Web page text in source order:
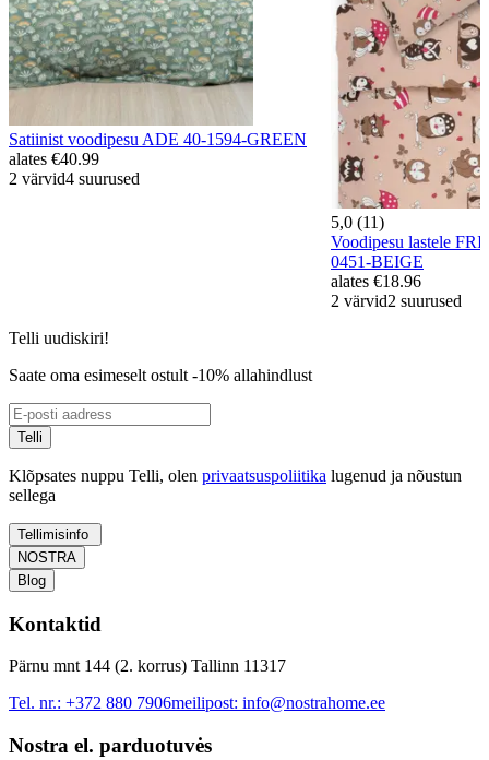
Satiinist voodipesu ADE 40-1594-GREEN
alates €40.99
2 värvid4 suurused
5,0 (11)
Voodipesu lastele
0451-BEIGE
alates €18.96
2 värvid2 suurused
Telli uudiskiri!
Saate oma esimeselt ostult -10% allahindlust
Telli
Klõpsates nuppu Telli, olen privaatsuspoliitika lugenud ja nõustun
sellega
Tellimisinfo
NOSTRA
Blog
Kontaktid
Pärnu mnt 144 (2. korrus) Tallinn 11317
Tel. nr.: +372 880 7906meilipost: info@nostrahome.ee
Nostra el. parduotuvės